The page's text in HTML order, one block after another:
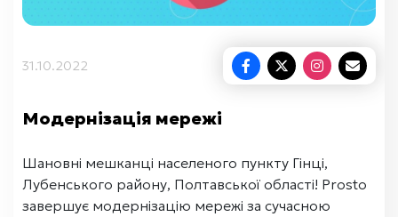
31.10.2022
Модернізація мережі
Шановні мешканці населеного пункту Гінці,
Лубенського району, Полтавської області! Prosto
завершує модернізацію мережі за сучасною